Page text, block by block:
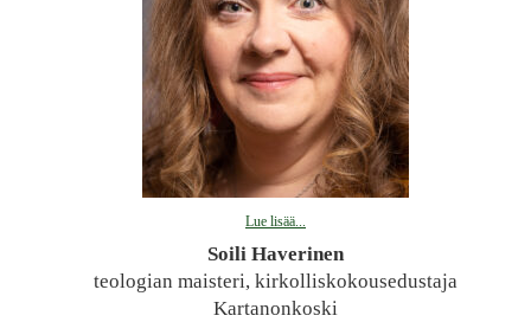
Lue lisää...
Soili Haverinen
teologian maisteri, kirkolliskokousedustaja
Kartanonkoski